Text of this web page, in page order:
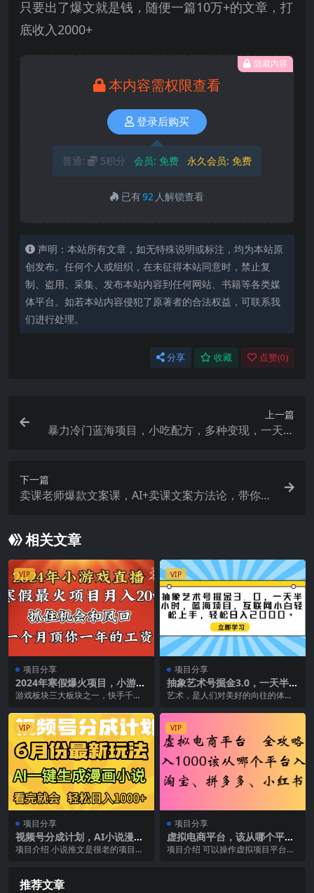
只要出了爆文就是钱，随便一篇10万+的文章，打
底收入2000+
隐藏内容
本内容需权限查看
登录后购买
普通: 5积分 会员: 免费 永久会员: 免费
已有92 人解锁查看
声明：本站所有文章，如无特殊说明或标注，均为本站原
创发布。任何个人或组织，在未征得本站同意时，禁止复
制、盗用、采集、发布本站内容到任何网站、书籍等各类媒
体平台。如若本站内容侵犯了原著者的合法权益，可联系我
们进行处理。
分享 收藏 点赞(0)
上一篇
暴力冷门蓝海项目，小吃配方，多种变现，一天能
下一篇
卖课老师爆款文案课，AI+卖课文案方法论，带你写
相关文章
VIP
项目分享
2024年寒假爆火项目，小游戏
直播月入20w+，学会了之后
游戏板块三大板块之一，快手千万
骚白，张大仙，小主播...
VIP
项目分享
抽象艺术号掘金3.0，一天半小
时 ，蓝海项目， 互联网小白
艺术，是人们对美好的向往的体
去寻求心灵的慰藉，因为...
VIP
项目分享
视频号分成计划，AI小说漫
画，AI一键生成，无需剪辑，
项目介绍 小说推文是很老的项目，
VIP
项目分享
虚拟电商平台，该从哪个平台
入手(淘宝、拼多多、小红书)
项目介绍 可以操作虚拟项目平台很
推荐文章